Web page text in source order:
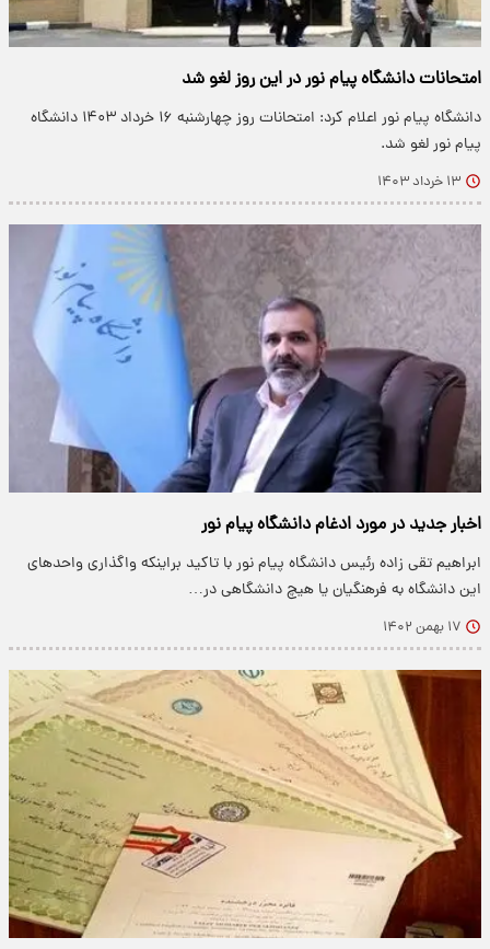
امتحانات دانشگاه پیام نور در این روز لغو شد
دانشگاه پیام نور اعلام کرد: امتحانات روز چهارشنبه ۱۶ خرداد ۱۴۰۳ دانشگاه
پیام نور لغو شد.
۱۳ خرداد ۱۴۰۳
اخبار جدید در مورد ادغام دانشگاه پیام نور
ابراهیم تقی زاده رئیس دانشگاه پیام نور با تاکید براینکه واگذاری واحدهای
این دانشگاه به فرهنگیان یا هیچ دانشگاهی در…
۱۷ بهمن ۱۴۰۲